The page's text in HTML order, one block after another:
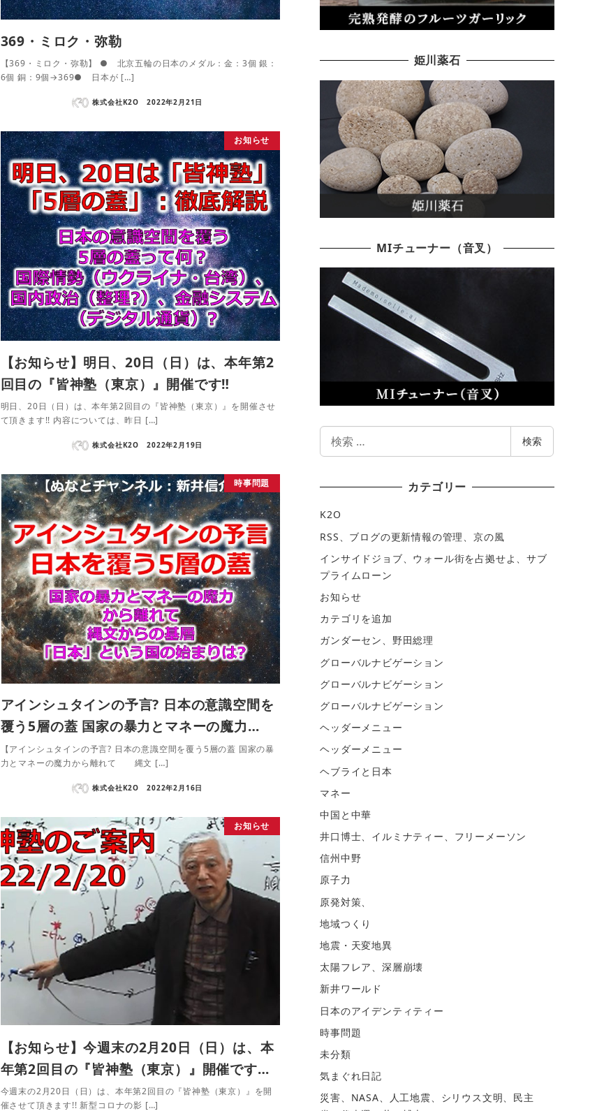
369・ミロク・弥勒
【369・ミロク・弥勒】 ● 北京五輪の日本のメダル：金：3個 銀：
6個 銅：9個→369● 日本が […]
株式会社K2O 2022年2月21日
お知らせ
【お知らせ】明日、20日（日）は、本年第2
回目の『皆神塾（東京）』開催です‼
明日、20日（日）は、本年第2回目の『皆神塾（東京）』を開催させ
て頂きます!! 内容については、昨日 […]
株式会社K2O 2022年2月19日
時事問題
アインシュタインの予言? 日本の意識空間を
覆う5層の蓋 国家の暴力とマネーの魔力…
【アインシュタインの予言? 日本の意識空間を覆う5層の蓋 国家の暴
力とマネーの魔力から離れて 縄文 […]
株式会社K2O 2022年2月16日
お知らせ
【お知らせ】今週末の2月20日（日）は、本
年第2回目の『皆神塾（東京）』開催です…
今週末の2月20日（日）は、本年第2回目の『皆神塾（東京）』を開
催させて頂きます!! 新型コロナの影 […]
姫川薬石
MIチューナー（音叉）
検
検索
カテゴリー
K2O
RSS、ブログの更新情報の管理、京の風
インサイドジョブ、ウォール街を占拠せよ、サブ
プライムローン
お知らせ
カテゴリを追加
ガンダーセン、野田総理
グローバルナビゲーション
グローバルナビゲーション
グローバルナビゲーション
ヘッダーメニュー
ヘッダーメニュー
ヘブライと日本
マネー
中国と中華
井口博士、イルミナティー、フリーメーソン
信州中野
原子力
原発対策、
地域つくり
地震・天変地異
太陽フレア、深層崩壊
新井ワールド
日本のアイデンティティー
時事問題
未分類
気まぐれ日記
災害、NASA、人工地震、シリウス文明、民主